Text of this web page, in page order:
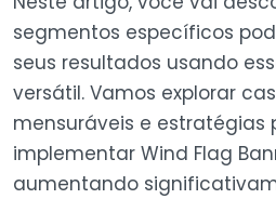
segmentos específicos
seus resultados usando
versátil. Vamos explorar
mensuráveis e estratégias
implementar Wind Flag
aumentando